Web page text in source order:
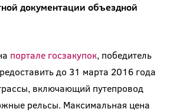
документации объездной
портале госзакупок, победитель
до 31 марта 2016 года
включающий путепровод
рельсы. Максимальная цена